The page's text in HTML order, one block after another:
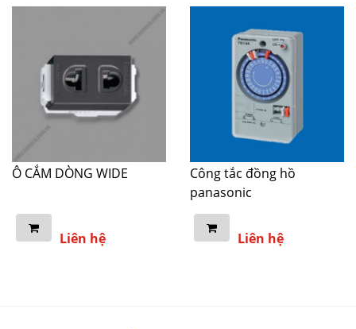
Ô CẮM DÒNG WIDE
Liên hệ
Công tắc đồng hồ
panasonic
Liên hệ